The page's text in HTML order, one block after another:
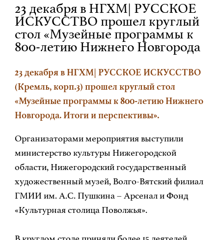
23 декабря в НГХМ| РУССКОЕ
ИСКУССТВО прошел круглый
стол «Музейные программы к
800-летию Нижнего Новгорода
23 декабря в НГХМ| РУССКОЕ ИСКУССТВО
(Кремль, корп.3) прошел круглый стол
«Музейные программы к 800-летию Нижнего
Новгорода. Итоги и перспективы».
Организаторами мероприятия выступили
министерство культуры Нижегородской
области, Нижегородский государственный
художественный музей, Волго-Вятский филиал
ГМИИ им. А.С. Пушкина – Арсенал и Фонд
«Культурная столица Поволжья».